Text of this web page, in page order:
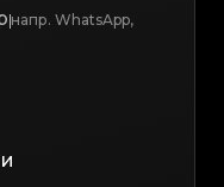
напр. WhatsApp,